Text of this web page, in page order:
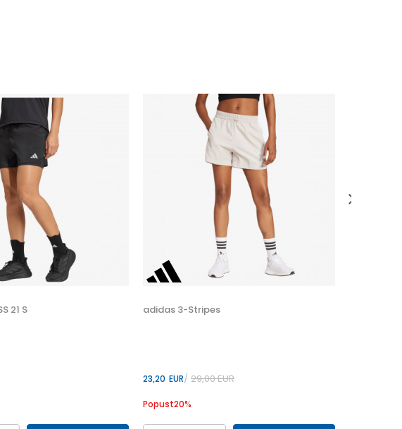
21 S adidas 3-Stripes
23,20 EUR 29,00EUR
Popust20%
15,00